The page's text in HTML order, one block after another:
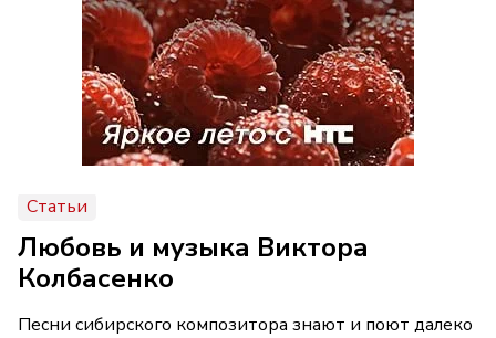
Статьи
Любовь и музыка Виктора
Колбасенко
Песни сибирского композитора знают и поют далеко